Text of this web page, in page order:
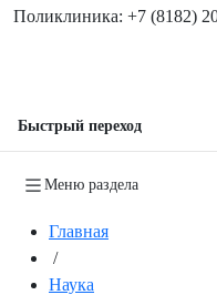
Поликлиника: +7 (8182)
Быстрый переход
Меню раздела
Главная
/
Наука